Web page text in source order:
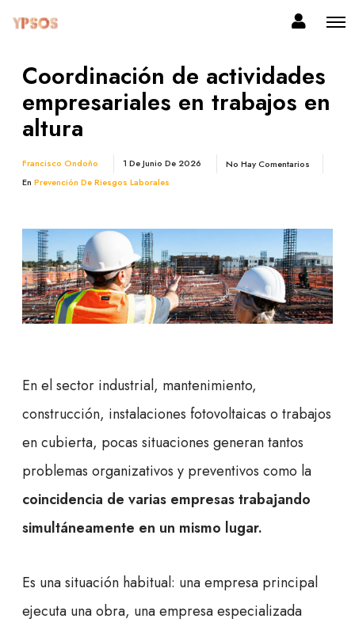
Coordinación de actividades
empresariales en trabajos en
altura
Francisco Ondoño 1 De Junio De 2026
No Hay Comentarios
En Prevención De Riesgos Laborales
En el sector industrial, mantenimiento,
construcción, instalaciones fotovoltaicas o trabajos
en cubierta, pocas situaciones generan tantos
problemas organizativos y preventivos como la
coincidencia de varias empresas trabajando
simultáneamente en un mismo lugar.
Es una situación habitual: una empresa principal
ejecuta una obra, una empresa especializada